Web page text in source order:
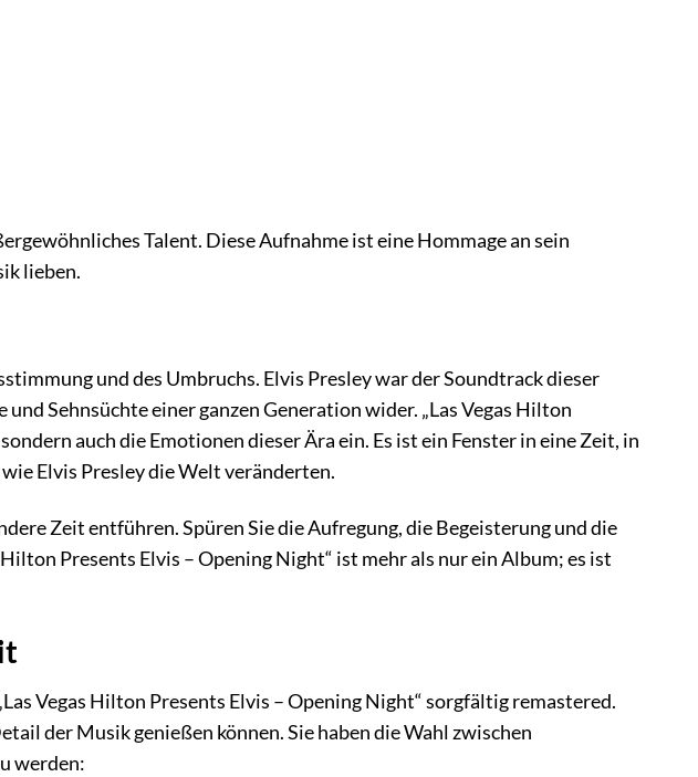
Talent. Diese Aufnahme ist eine Hommage an sein
lieben.
und des Umbruchs. Elvis Presley war der Soundtrack dieser
Sehnsüchte einer ganzen Generation wider. „Las Vegas Hilton
auch die Emotionen dieser Ära ein. Es ist ein Fenster in eine Zeit, in
Elvis Presley die Welt veränderten.
Zeit entführen. Spüren Sie die Aufregung, die Begeisterung und die
Presents Elvis – Opening Night“ ist mehr als nur ein Album; es ist
Vegas Hilton Presents Elvis – Opening Night“ sorgfältig remastered.
der Musik genießen können. Sie haben die Wahl zwischen
werden: